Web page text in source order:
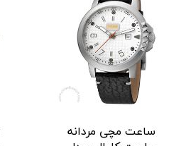
ساعت مچی مردانه